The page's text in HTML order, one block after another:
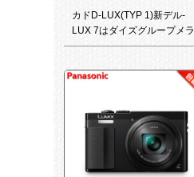
カドD-LUX(TYP 1)新デル-
LUX 7はダイズグループメラ
旅行家庭用カマラ-LUX